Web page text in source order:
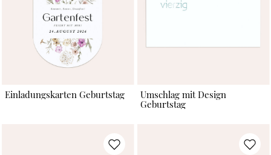
Einladungskarten Geburtstag
Umschlag mit Design
Geburtstag